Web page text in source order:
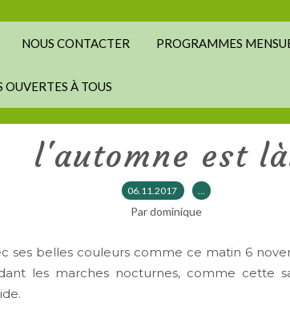
NOUS CONTACTER PROGRAMMES
OUVERTES À TOUS
l'automne est
06.11.2017 …
Par dominique
ses belles couleurs comme ce matin 6
les marches nocturnes, comme cette